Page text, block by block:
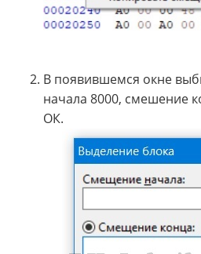
В появившемся окне
начала 8000, смешение
ОК.